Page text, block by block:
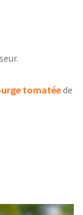
tomatéede